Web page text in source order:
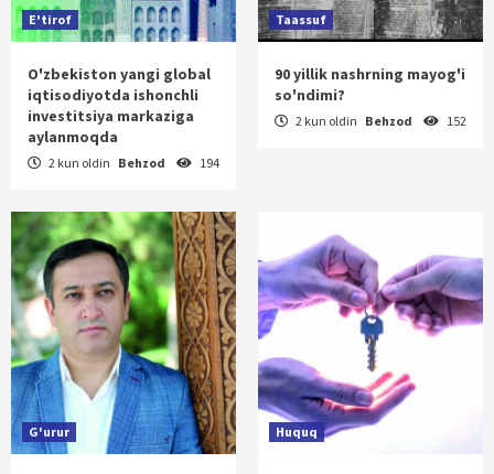
E'tirof
O'zbekiston yangi global
iqtisodiyotda ishonchli
investitsiya markaziga
aylanmoqda
2 kun oldin Behzod 194
Taassuf
90 yillik nashrning mayog'i
so'ndimi?
2 kun oldin Behzod 152
G'urur Huquq